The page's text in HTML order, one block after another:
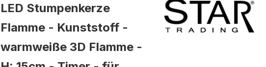
LED Stumpenkerze
Flamme - Kunststoff -
warmweiße 3D Flamme -